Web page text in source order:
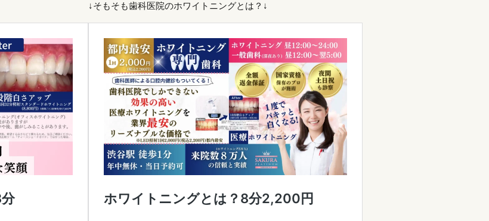
↓そもそも歯科医院のホワイトニングとは？↓